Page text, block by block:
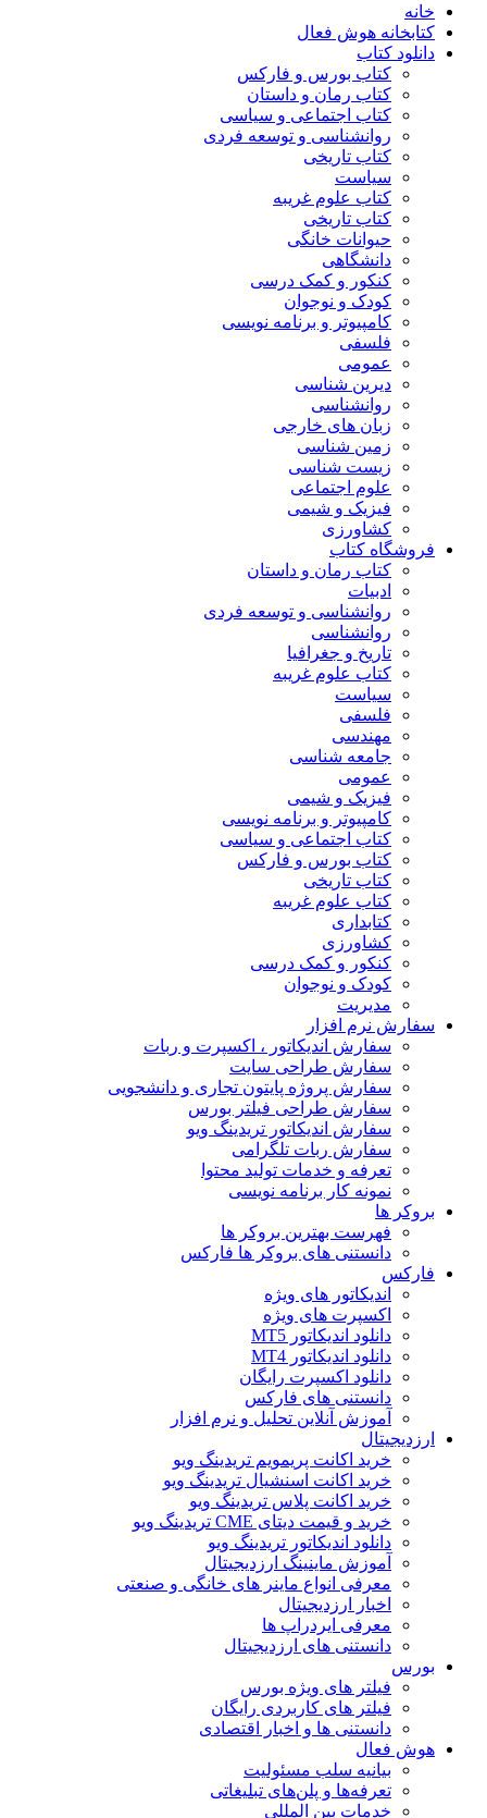
خانه
کتابخانه هوش فعال
دانلود کتاب
کتاب بورس و فارکس
کتاب رمان و داستان
کتاب اجتماعی و سیاسی
روانشناسی و توسعه فردی
کتاب تاریخی
سیاست
کتاب علوم غریبه
کتاب تاریخی
حیوانات خانگی
دانشگاهی
کنکور و کمک‌ درسی
کودک و نوجوان
کامپیوتر و برنامه نویسی
فلسفی
عمومی
دیرین شناسی
روانشناسی
زبان های خارجی
زمین شناسی
زیست شناسی
علوم اجتماعی
فیزیک و شیمی
کشاورزی
فروشگاه کتاب
کتاب رمان و داستان
ادبیات
روانشناسی و توسعه فردی
روانشناسی
تاریخ و جغرافیا
کتاب علوم غریبه
سیاست
فلسفی
مهندسی
جامعه شناسی
عمومی
فیزیک و شیمی
کامپیوتر و برنامه نویسی
کتاب اجتماعی و سیاسی
کتاب بورس و فارکس
کتاب تاریخی
کتاب علوم غریبه
کتابداری
کشاورزی
کنکور و کمک‌ درسی
کودک و نوجوان
مدیریت
سفارش نرم افزار
سفارش اندیکاتور ، اکسپرت و ربات
سفارش طراحی سایت
سفارش پروژه پایتون تجاری و دانشجویی
سفارش طراحی فیلتر بورس
سفارش اندیکاتور تریدینگ ویو
سفارش ربات تلگرامی
تعرفه و خدمات تولید محتوا
نمونه کار برنامه نویسی
بروکر ها
فهرست بهترین بروکر ها
دانستنی های بروکر ها فارکس
فارکس
اندیکاتور های ویژه
اکسپرت های ویژه
دانلود اندیکاتور MT5
دانلود اندیکاتور MT4
دانلود اکسپرت رایگان
دانستنی های فارکس
آموزش آنلاین تحلیل و نرم افزار
ارزدیجیتال
خرید اکانت پریمویم تریدینگ ویو
خرید اکانت اسنشیال تریدینگ ویو
خرید اکانت پلاس تریدینگ ویو
خرید و قیمت دیتای CME تریدینگ ویو
دانلود اندیکاتور تریدینگ ویو
آموزش ماینینگ ارزدیجیتال
معرفی انواع ماینر های خانگی و صنعتی
اخبار ارزدیجیتال
معرفی ایردراپ ها
دانستنی های ارزدیجیتال
بورس
فیلتر های ویژه بورس
فیلتر های کاربردی رایگان
دانستنی ها و اخبار اقتصادی
هوش فعال
بیانیه سلب مسئولیت
تعرفه‌ها و پلن‌های تبلیغاتی
خدمات بین المللی